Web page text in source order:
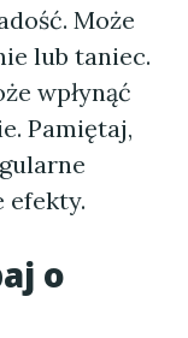
Może
lub taniec.
wpłynąć
Pamiętaj,
efekty.
o